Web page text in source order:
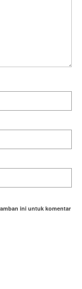
ini untuk komentar